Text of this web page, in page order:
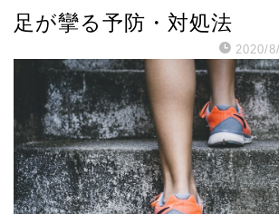
足が攣る予防・対処法
2020/